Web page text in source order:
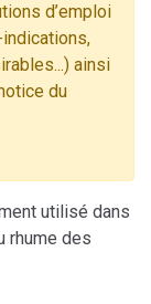
d’emploi
ainsi
du
utilisé dans
rhume des